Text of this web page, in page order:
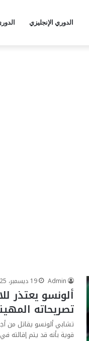
الدوري الإنجليزي
Admin 19 ديسمبر، 2025
ألونسو يعتذر
تصريحاته
تشابي ألونسو يقاتل من
قوية بأنه قد يتم